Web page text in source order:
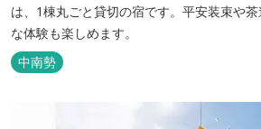
は、1棟丸ごと貸切の宿です。平安装束や
な体験も楽しめます。
中南勢